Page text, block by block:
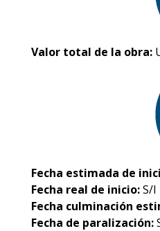
Valor total de la obra:
Fecha estimada de
Fecha real de inicio:S/I
Fecha culminación
Fecha de paralización: